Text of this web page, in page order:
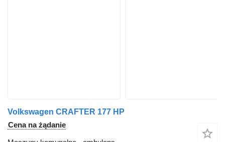
Volkswagen CRAFTER 177 HP
Cena na żądanie